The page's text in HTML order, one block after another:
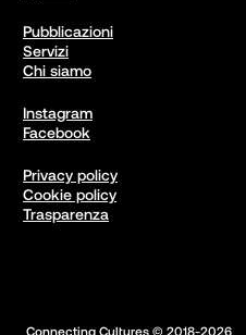
Pubblicazioni
Servizi
Chi siamo
Instagram
Facebook
Privacy policy
Cookie policy
Trasparenza